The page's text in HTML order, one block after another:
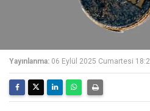
Yayınlanma: 06 Eylül 2025 Cumartesi